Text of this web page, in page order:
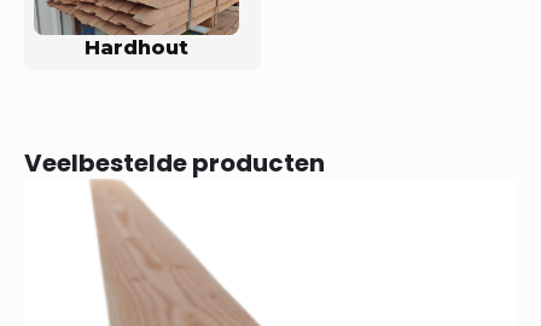
Hardhout
Veelbestelde producten